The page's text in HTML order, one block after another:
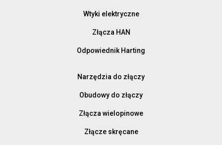
Wtyki elektryczne
Złącza HAN
Odpowiednik Harting
Narzędzia do złączy
Obudowy do złączy
Złącza wielopinowe
Złącze skręcane